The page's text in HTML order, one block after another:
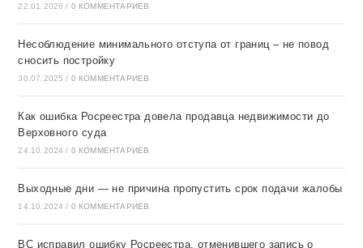
22.01.2026 / 0 КОММЕНТАРИЕВ
Несоблюдение минимального отступа от границ – не повод
сносить постройку
30.07.2025 / 0 КОММЕНТАРИЕВ
Как ошибка Росреестра довела продавца недвижимости до
Верховного суда
24.10.2024 / 0 КОММЕНТАРИЕВ
Выходные дни — не причина пропустить срок подачи жалобы
14.10.2024 / 0 КОММЕНТАРИЕВ
ВС исправил ошибку Росреестра, отменившего запись о